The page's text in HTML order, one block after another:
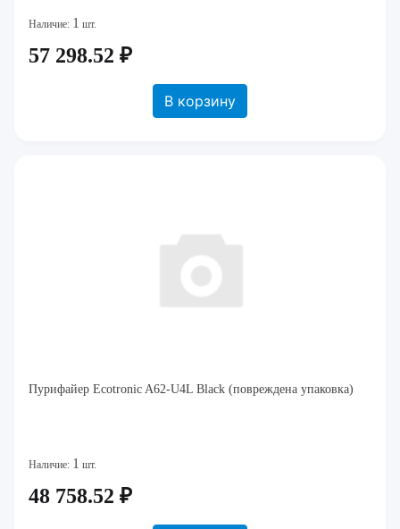
Наличие: 1 шт.
57 298.52 ₽
В корзину
Пурифайер Ecotronic A62-U4L Black (повреждена упаковка)
Наличие: 1 шт.
48 758.52 ₽